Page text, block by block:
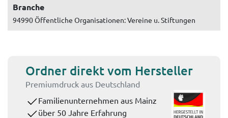
Branche
94990 Öffentliche Organisationen: Vereine u. Stiftungen
Ordner direkt vom Hersteller
Premiumdruck aus Deutschland
Familienunternehmen aus Mainz
über 50 Jahre Erfahrung